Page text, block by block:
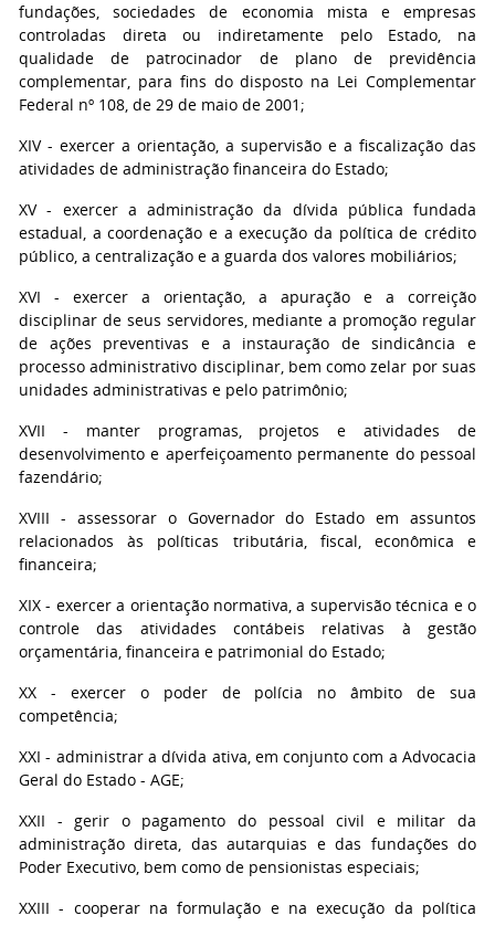
fundações, sociedades de economia mista e empresas
controladas direta ou indiretamente pelo Estado, na
qualidade de patrocinador de plano de previdência
complementar, para fins do disposto na Lei Complementar
Federal nº 108, de 29 de maio de 2001;
XIV - exercer a orientação, a supervisão e a fiscalização das
atividades de administração financeira do Estado;
XV - exercer a administração da dívida pública fundada
estadual, a coordenação e a execução da política de crédito
público, a centralização e a guarda dos valores mobiliários;
XVI - exercer a orientação, a apuração e a correição
disciplinar de seus servidores, mediante a promoção regular
de ações preventivas e a instauração de sindicância e
processo administrativo disciplinar, bem como zelar por suas
unidades administrativas e pelo patrimônio;
XVII - manter programas, projetos e atividades de
desenvolvimento e aperfeiçoamento permanente do pessoal
fazendário;
XVIII - assessorar o Governador do Estado em assuntos
relacionados às políticas tributária, fiscal, econômica e
financeira;
XIX - exercer a orientação normativa, a supervisão técnica e o
controle das atividades contábeis relativas à gestão
orçamentária, financeira e patrimonial do Estado;
XX - exercer o poder de polícia no âmbito de sua
competência;
XXI - administrar a dívida ativa, em conjunto com a Advocacia
Geral do Estado - AGE;
XXII - gerir o pagamento do pessoal civil e militar da
administração direta, das autarquias e das fundações do
Poder Executivo, bem como de pensionistas especiais;
XXIII - cooperar na formulação e na execução da política